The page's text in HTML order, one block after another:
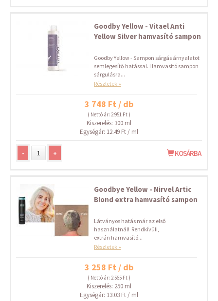
Goodby Yellow - Vitael Anti
Yellow Silver hamvasító sampon
Goodby Yellow - Sampon sárgás árnyalatot
semlegesítő hatással. Hamvasító sampon
sárgulásra...
Részletek »
3 748 Ft / db
( Nettó ár: 2 951 Ft )
Kiszerelés: 300 ml
Egységár: 12.49 Ft / ml
- + KOSÁRBA
Goodbye Yellow - Nirvel Artic
Blond extra hamvasító sampon
Látványos hatás már az első
használatnál! Rendkívüli,
extrán hamvasító...
Részletek »
3 258 Ft / db
( Nettó ár: 2 565 Ft )
Kiszerelés: 250 ml
Egységár: 13.03 Ft / ml